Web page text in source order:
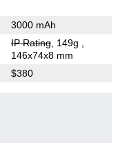
3000 mAh
IP Rating, 149g
146x74x8 mm
$380